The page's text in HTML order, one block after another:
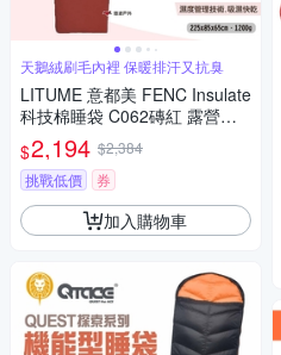
天鵝絨刷毛內裡 保暖排汗又抗臭
LITUME 意都美 FENC Insulate
科技棉睡袋 C062磚紅 露營睡
袋 露營 悠遊戶外
$2,194 $2,384
挑戰低價
券
加入購物車